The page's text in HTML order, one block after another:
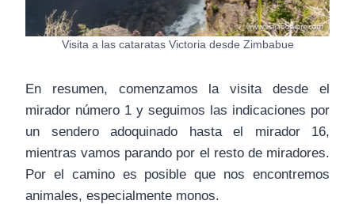
Visita a las cataratas Victoria desde Zimbabue
En resumen, comenzamos la visita desde el
mirador número 1 y seguimos las indicaciones por
un sendero adoquinado hasta el mirador 16,
mientras vamos parando por el resto de miradores.
Por el camino es posible que nos encontremos
animales, especialmente monos.